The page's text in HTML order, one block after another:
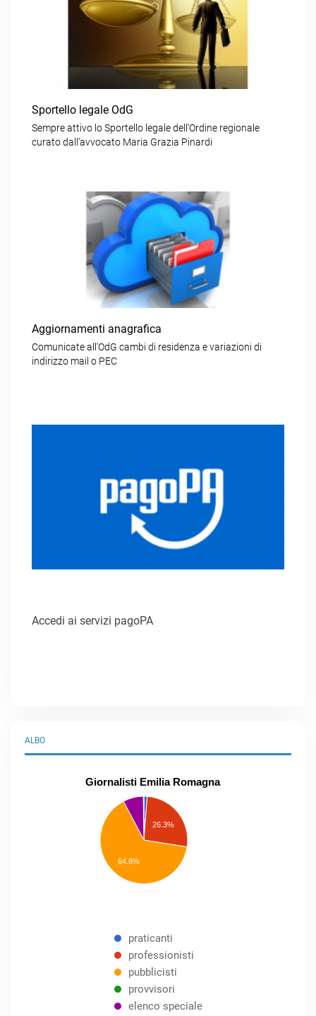
Sportello legale OdG
Sempre attivo lo Sportello legale dell’Ordine regionale
curato dall’avvocato Maria Grazia Pinardi
Aggiornamenti anagrafica
Comunicate all’OdG cambi di residenza e variazioni di
indirizzo mail o PEC
Accedi ai servizi pagoPA
ALBO
Giornalisti Emilia Romagna
26.3%
64.8%
praticanti
professionisti
pubblicisti
provvisori
elenco speciale